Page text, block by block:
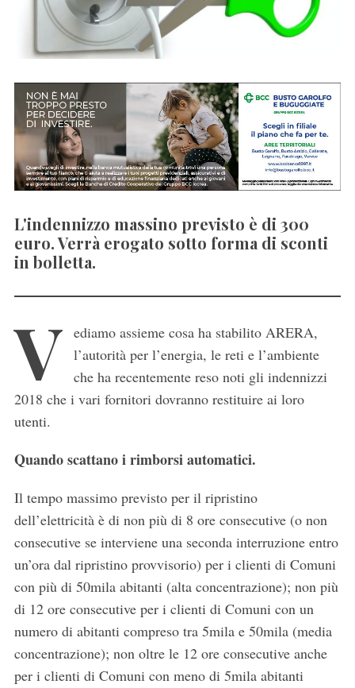
L'indennizzo massino previsto è di 300
euro. Verrà erogato sotto forma di sconti
in bolletta.
V
ediamo assieme cosa ha stabilito ARERA,
l’autorità per l’energia, le reti e l’ambiente
che ha recentemente reso noti gli indennizzi
2018 che i vari fornitori dovranno restituire ai loro
utenti.
Quando scattano i rimborsi automatici.
Il tempo massimo previsto per il ripristino
dell’elettricità è di non più di 8 ore consecutive (o non
consecutive se interviene una seconda interruzione entro
un’ora dal ripristino provvisorio) per i clienti di Comuni
con più di 50mila abitanti (alta concentrazione); non più
di 12 ore consecutive per i clienti di Comuni con un
numero di abitanti compreso tra 5mila e 50mila (media
concentrazione); non oltre le 12 ore consecutive anche
per i clienti di Comuni con meno di 5mila abitanti